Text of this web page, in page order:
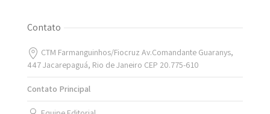
Contato
CTM Farmanguinhos/Fiocruz Av.Comandante Guaranys,
447 Jacarepaguá, Rio de Janeiro CEP 20.775-610
Contato Principal